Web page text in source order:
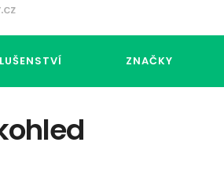
ZNAČKY